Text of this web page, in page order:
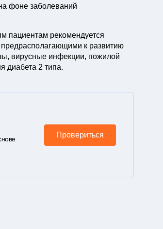
фоне заболеваний
пациентам рекомендуется
предрасполагающими к развитию
вирусные инфекции, пожилой
диабета 2 типа.
Провериться